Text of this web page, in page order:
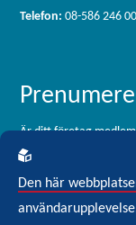
Telefon: 08-586 246
Är ditt företag
vårt medlemsbrev,
intresserad av
registrera dig för vårt
Den här